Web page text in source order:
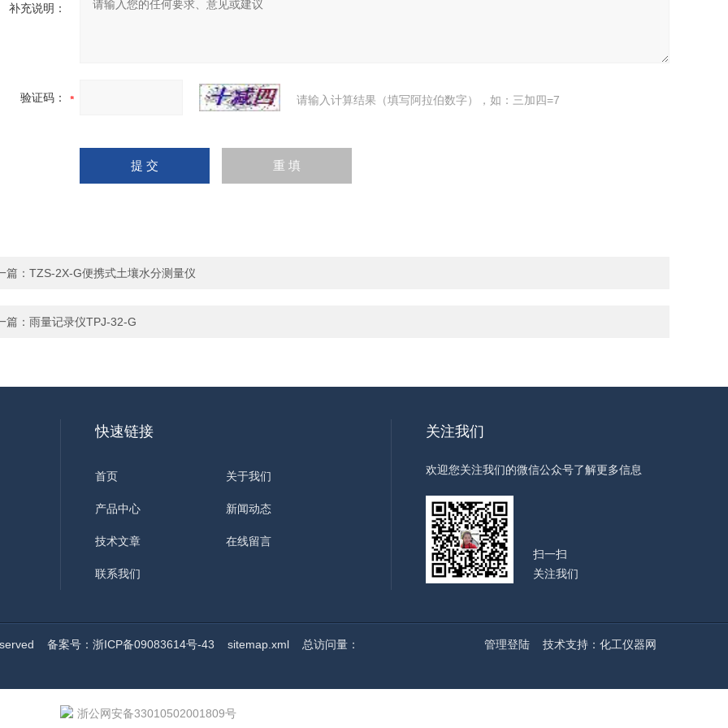
补充说明：
验证码： 请输入计算结果（填写阿拉伯数字），如：三加四=7
篇： TZS-2X-G便携式土壤水分测量仪
篇： 雨量记录仪TPJ-32-G
快速链接
首页 关于我们
产品中心 新闻动态
技术文章 在线留言
联系我们
关注我们
欢迎您关注我们的微信公众号了解更多信息
扫一扫
关注我们
备案号：浙ICP备09083614号-43 sitemap.xml 总访问量： 管理登陆 技术支持： 化工仪器网
浙公网安备33010502001809号